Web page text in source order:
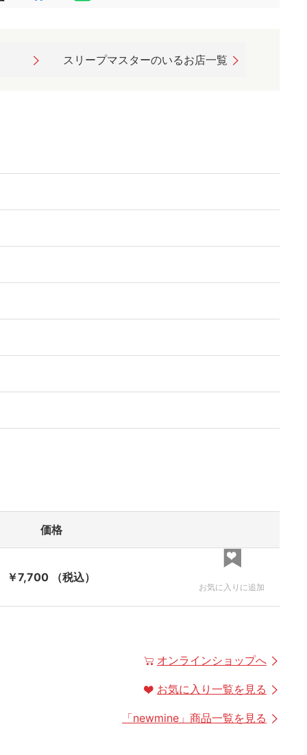
スリープマスターのいるお店一覧
価格
￥7,700 （税込）
お気に入りに追加
オンラインショップへ
お気に入り一覧を見る
「newmine 」商品一覧を見る